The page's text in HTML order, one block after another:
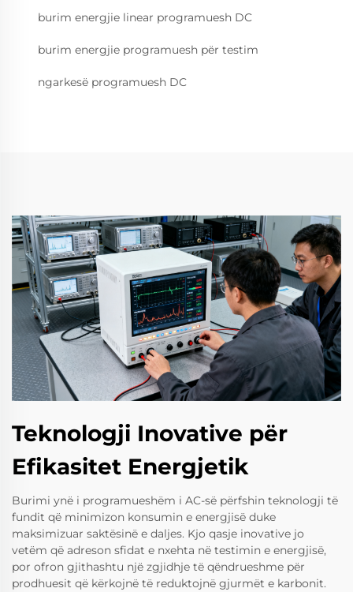
burim energjie linear programuesh DC
burim energjie programuesh për testim
ngarkesë programuesh DC
Teknologji Inovative për
Efikasitet Energjetik
Burimi ynë i programueshëm i AC-së përfshin teknologji të
fundit që minimizon konsumin e energjisë duke
maksimizuar saktësinë e daljes. Kjo qasje inovative jo
vetëm që adreson sfidat e nxehta në testimin e energjisë,
por ofron gjithashtu një zgjidhje të qëndrueshme për
prodhuesit që kërkojnë të reduktojnë gjurmët e karbonit.